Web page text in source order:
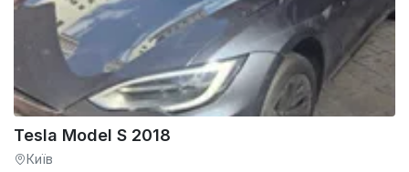
Tesla Model S 2018
Київ